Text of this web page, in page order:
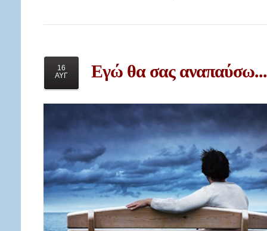
16
ΑΥΓ
Εγώ θα σας αναπαύσω...